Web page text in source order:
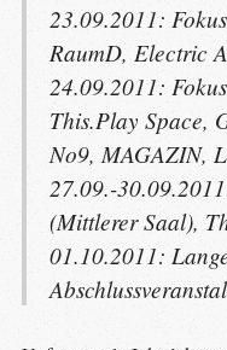
23.09.2011:
RaumD, Electric
24.09.2011:
This.Play Space,
No9,MAGAZIN,
27.09.-
(Mittlerer Saal),
01.10.2011: